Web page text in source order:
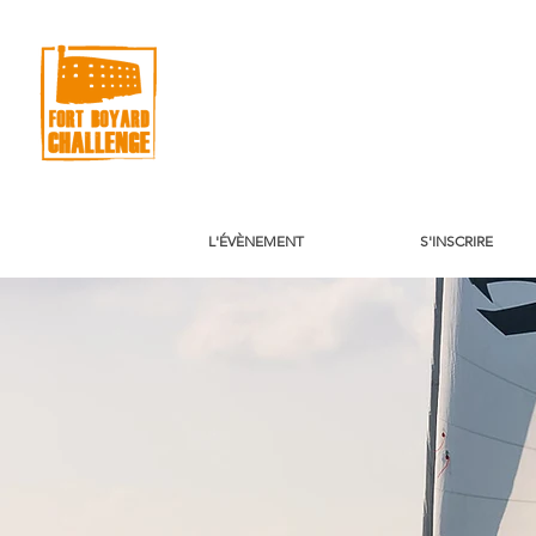
L'ÉVÈNEMENT S'INSCRIRE